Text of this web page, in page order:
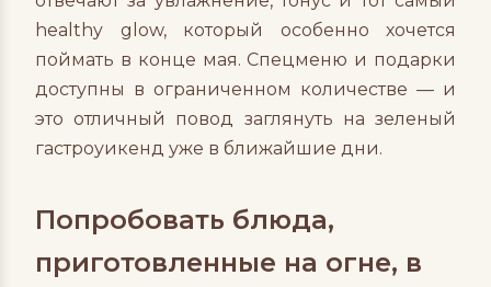
healthy glow, который особенно хочется
поймать в конце мая. Спецменю и подарки
доступны в ограниченном количестве — и
это отличный повод заглянуть на зеленый
гастроуикенд уже в ближайшие дни.
Попробовать блюда,
приготовленные на огне, в